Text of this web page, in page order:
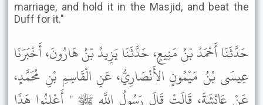
marriage, and hold it in the Masjid, and beat the
Duff for it."
حَدَّثَنَا أَحْمَدُ بْنُ مَنِيعٍ، حَدَّثَنَا يَزِيدُ بْنُ هَارُونَ، أَخْبَرَنَا
عِيسَى بْنُ مَيْمُونٍ الأَنْصَارِيُّ، عَنِ الْقَاسِمِ بْنِ مُحَمَّدٍ،
عَنْ عَائِشَةَ، قَالَتْ قَالَ رَسُولُ اللَّهِ ﷺ " أَعْلِنُوا هَذَا